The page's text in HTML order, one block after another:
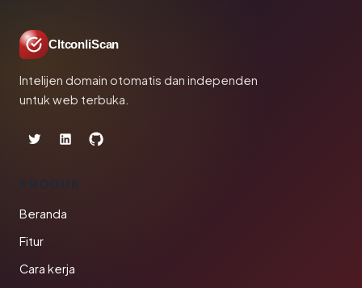
CltconliScan
Intelijen domain otomatis dan independen
untuk web terbuka.
PRODUK
Beranda
Fitur
Cara kerja